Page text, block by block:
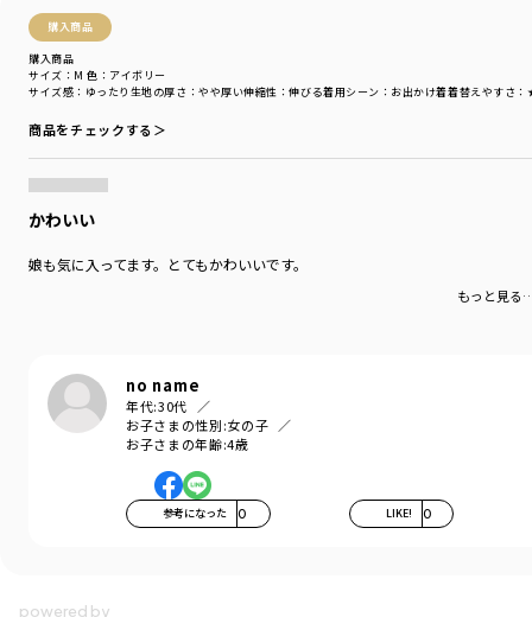
購入商品
購入商品
サイズ感 ：ゆったり 生地の厚さ ：やや厚い伸縮性 ：伸びる着用シーン ：お出かけ着着替えやすさ
サイズ：M 色：アイボリー
商品をチェックする＞
かわいい
娘も気に入ってます。とてもかわいいです。
もっと見る
no name
年代:30代
お子さまの性別:女の子
お子さまの年齢:4歳
参考になった 0 LIKE! 0